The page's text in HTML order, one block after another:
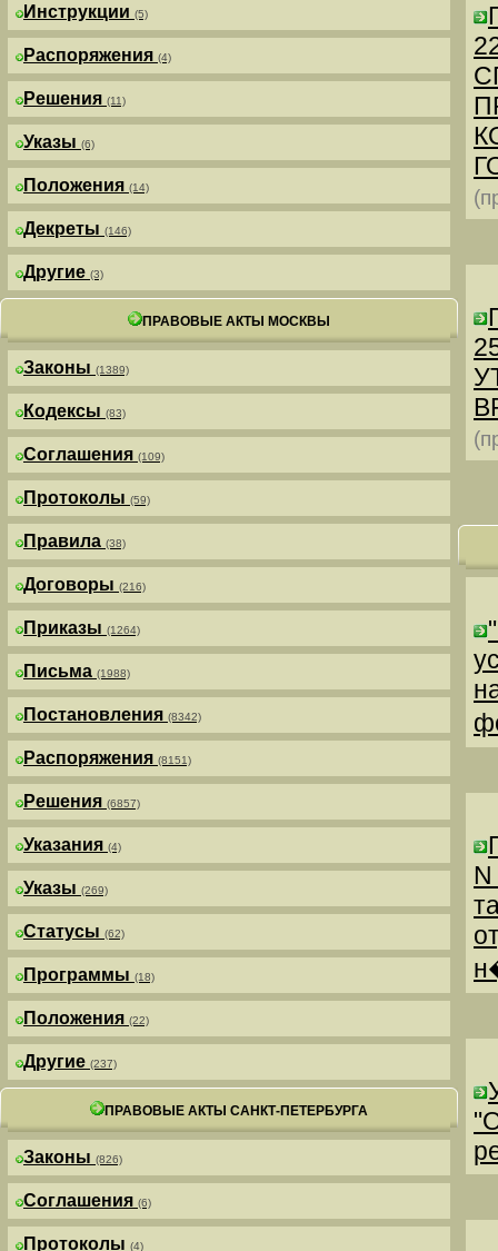
Инструкции (5)
Распоряжения (4)
Решения (11)
Указы (6)
Положения (14)
Декреты (146)
Другие (3)
ПРАВОВЫЕ АКТЫ МОСКВЫ
Законы (1389)
Кодексы (83)
Соглашения (109)
Протоколы (59)
Правила (38)
Договоры (216)
Приказы (1264)
Письма (1988)
Постановления (8342)
Распоряжения (8151)
Решения (6857)
Указания (4)
Указы (269)
Статусы (62)
Программы (18)
Положения (22)
Другие (237)
ПРАВОВЫЕ АКТЫ САНКТ-ПЕТЕРБУРГА
Законы (826)
Соглашения (6)
Протоколы (4)